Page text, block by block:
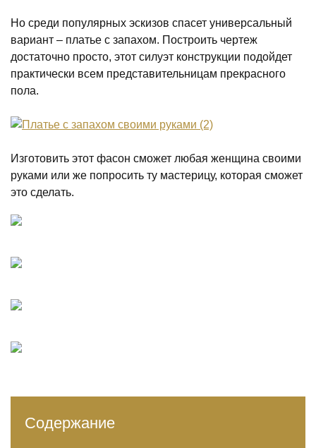
Но среди популярных эскизов спасет универсальный
вариант – платье с запахом. Построить чертеж
достаточно просто, этот силуэт конструкции подойдет
практически всем представительницам прекрасного
пола.
Изготовить этот фасон сможет любая женщина своими
руками или же попросить ту мастерицу, которая сможет
это сделать.
Содержание